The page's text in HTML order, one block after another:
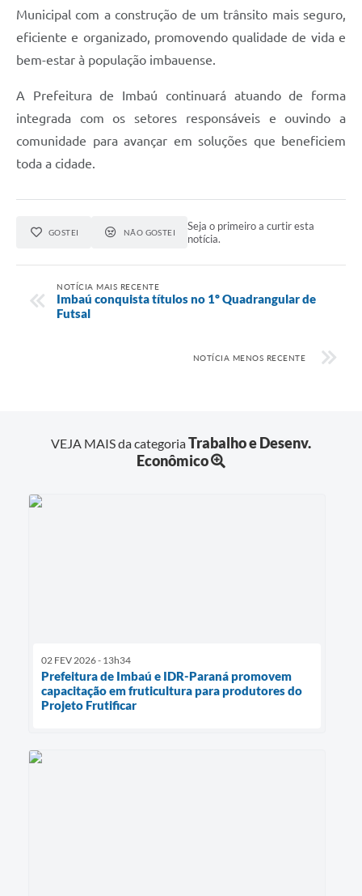
Municipal com a construção de um trânsito mais seguro,
eficiente e organizado, promovendo qualidade de vida e
bem-estar à população imbauense.
A Prefeitura de Imbaú continuará atuando de forma
integrada com os setores responsáveis e ouvindo a
comunidade para avançar em soluções que beneficiem
toda a cidade.
GOSTEI NÃO GOSTEI
Seja o primeiro a curtir esta
notícia.
NOTÍCIA MAIS RECENTE
Imbaú conquista títulos no 1º Quadrangular de
Futsal
NOTÍCIA MENOS RECENTE
VEJA MAIS da categoriaTrabalho e Desenv.
Econômico
02 FEV 2026 - 13h34
Prefeitura de Imbaú e IDR-Paraná promovem
capacitação em fruticultura para produtores do
Projeto Frutificar